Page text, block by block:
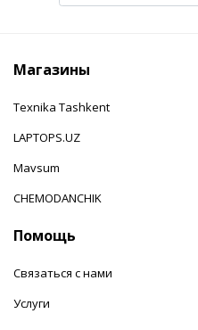
Магазины
Texnika Tashkent
LAPTOPS.UZ
Mavsum
CHEMODANCHIK
Помощь
Связаться с нами
Услуги